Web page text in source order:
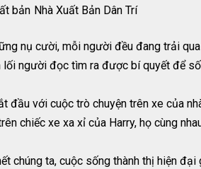
bản Nhà Xuất Bản Dân Trí
nụ cười, mỗi người đều đang trải
lối người đọc tìm ra được bí quyết để
đầu với cuộc trò chuyện trên xe của
chiếc xe xa xỉ của Harry, họ cùng
chúng ta, cuộc sống thành thị hiện